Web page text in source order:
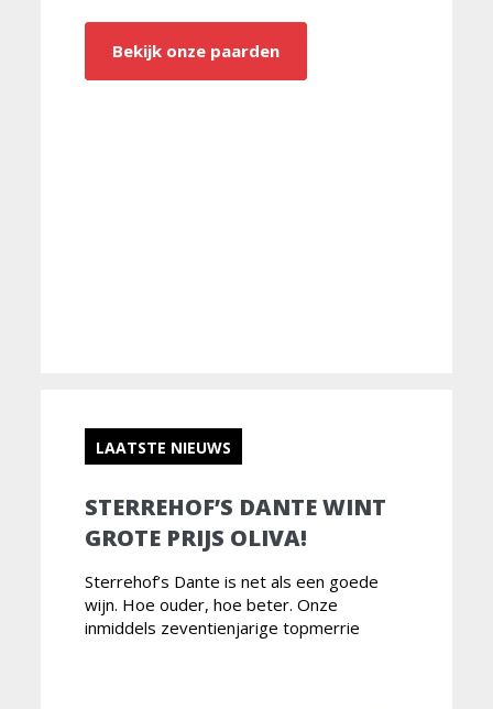
Bekijk onze paarden
LAATSTE NIEUWS
STERREHOF’S DANTE WINT
GROTE PRIJS OLIVA!
Sterrehof’s Dante is net als een goede
wijn. Hoe ouder, hoe beter. Onze
inmiddels zeventienjarige topmerrie